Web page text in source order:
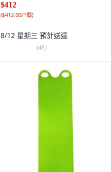
$412
($412.00/1個)
8/12 星期三 預計送達
(45)